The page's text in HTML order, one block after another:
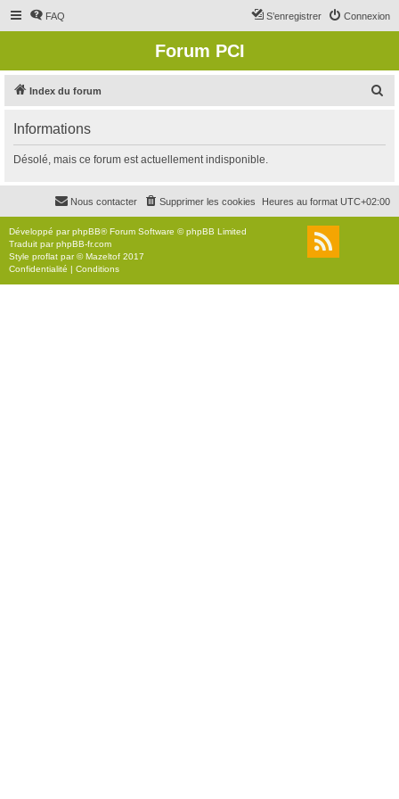
FAQ Connexion
S’enregistrer
Forum PCI
Index du forum
r
c
r
Informations
Désolé, mais ce forum est actuellement indisponible.
Heures au format UTC+02:00
Supprimer les cookies
Nous contacter
Développé parphpBB® Forum Software © phpBB Limited
Traduit parphpBB-fr.com
Style proflat par ©Mazeltof 2017
Confidentialité | Conditions